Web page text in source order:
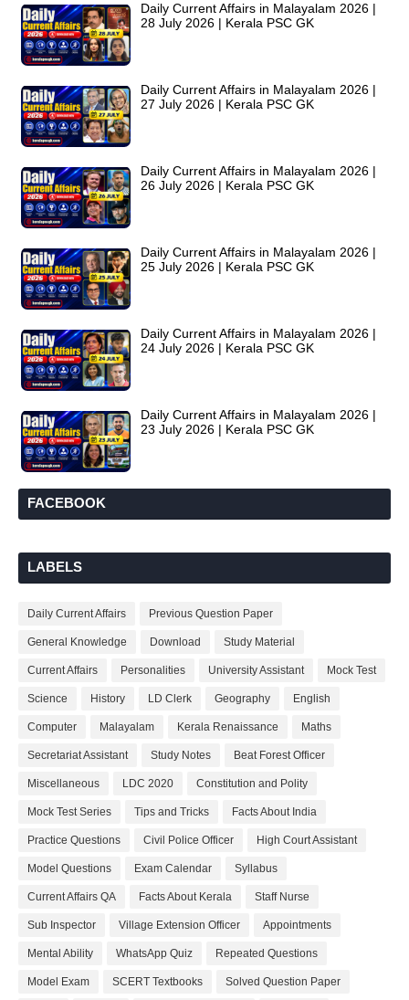
Daily Current Affairs in Malayalam 2026 |
28 July 2026 | Kerala PSC GK
Daily Current Affairs in Malayalam 2026 |
27 July 2026 | Kerala PSC GK
Daily Current Affairs in Malayalam 2026 |
26 July 2026 | Kerala PSC GK
Daily Current Affairs in Malayalam 2026 |
25 July 2026 | Kerala PSC GK
Daily Current Affairs in Malayalam 2026 |
24 July 2026 | Kerala PSC GK
Daily Current Affairs in Malayalam 2026 |
23 July 2026 | Kerala PSC GK
FACEBOOK
LABELS
Daily Current Affairs Previous Question Paper
General Knowledge Download Study Material
Current Affairs Personalities University Assistant Mock Test
Science History LD Clerk Geography English
Computer Malayalam Kerala Renaissance Maths
Secretariat Assistant Study Notes Beat Forest Officer
Miscellaneous LDC 2020 Constitution and Polity
Mock Test Series Tips and Tricks Facts About India
Practice Questions Civil Police Officer High Court Assistant
Model Questions Exam Calendar Syllabus
Current Affairs QA Facts About Kerala Staff Nurse
Sub Inspector Village Extension Officer Appointments
Mental Ability WhatsApp Quiz Repeated Questions
Model Exam SCERT Textbooks Solved Question Paper